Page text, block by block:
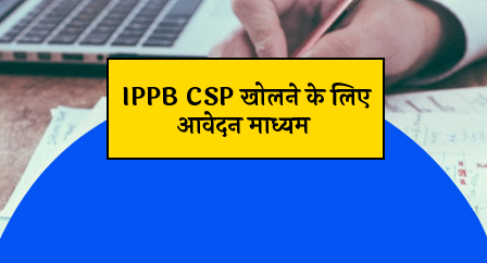
IPPB CSP खोलने के लिए
आवेदन माध्यम